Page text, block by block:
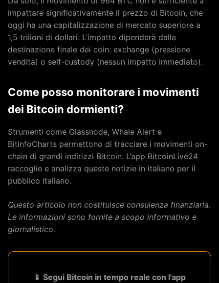
impattare significativamente il prezzo di Bitcoin, che
oggi ha una capitalizzazione di mercato superiore a
1,5 trilioni di dollari. L’impatto dipenderà dalla
destinazione finale dei coin: exchange (pressione
vendita) o self-custody (nessun impatto immediato).
Come posso monitorare i movimenti
dei Bitcoin dormienti?
Strumenti come Glassnode, Whale Alert e
BitInfoCharts permettono di tracciare i movimenti on-
chain di grandi indirizzi Bitcoin. L’app BitcoinLive24
raccoglie e analizza queste notizie in italiano per il
pubblico italiano.
Questo articolo non costituisce consulenza finanziaria.
Le informazioni sono fornite a scopo informativo e
giornalistico.
📱 Segui Bitcoin in tempo reale con l'app